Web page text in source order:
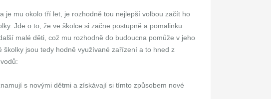
je mu okolo tří let, je rozhodně tou nejlepší volbou začít ho
Jde o to, že ve školce si začne postupně a pomalinku
malé děti, což mu rozhodně do budoucna pomůže v jeho
školky jsou tedy hodně využívané zařízení a to hned z
s novými dětmi a získávají si tímto způsobem nové